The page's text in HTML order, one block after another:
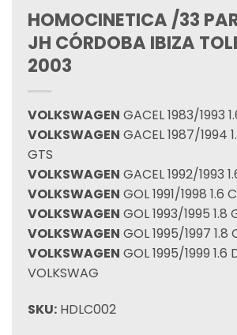
HOMOCINETICA /33
JH CÓRDOBA IBIZA
2003
VOLKSWAGEN GACEL 1983/1993
VOLKSWAGEN GACEL 1987/1994
GTS
VOLKSWAGEN GACEL 1992/1993
VOLKSWAGEN GOL 1991/1998 1.6
VOLKSWAGEN GOL 1993/1995 1.8
VOLKSWAGEN GOL 1995/1997 1.8
VOLKSWAGEN GOL 1995/1999 1.6
VOLKSWAG
SKU: HDLC002